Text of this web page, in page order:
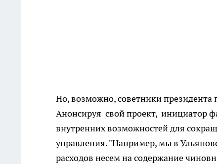
Но, возможно, советники
Анонсируя свой проект, инициатор
внутренних возможностей для
управления. "Например, мы в
расходов несем на содержание